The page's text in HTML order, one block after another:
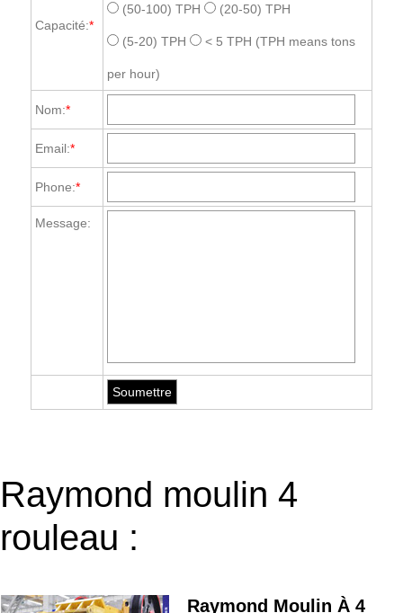
Capacité:*
(50-100) TPH (20-50) TPH
(5-20) TPH < 5 TPH (TPH means tons
per hour)
Nom:*
Email:*
Phone:*
Message:
Raymond moulin 4
rouleau :
Raymond Moulin À 4